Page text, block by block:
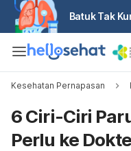
Batuk Tak
Kesehatan Pernapasan
6 Ciri-Ciri
Perlu ke